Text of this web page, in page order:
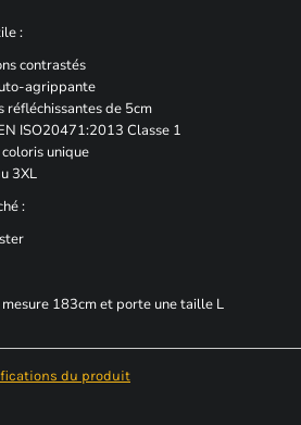
:
contrastés
agrippante
réfléchissantes de 5cm
ISO20471:2013 Classe 1
unique
3XL
:
mesure 183cm et porte une taille L
du produit